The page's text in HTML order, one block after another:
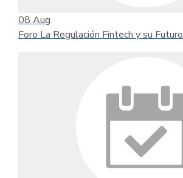
08 Aug
Foro La Regulación Fintech y su Futuro